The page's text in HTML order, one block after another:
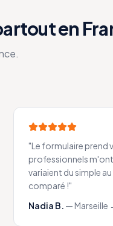
en
"Le formulaire prend
professionnels m'ont
variaient du simple
comparé !"
Nadia B. —Marseille